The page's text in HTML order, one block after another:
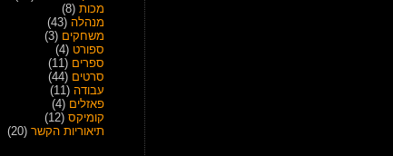
מכות(8)
מנהלה (43)
משחקים (3)
ספורט (4)
ספרים (11)
סרטים (44)
עבודה (11)
פאזלים (4)
קומיקס(12)
תיאוריות הקשר(20)